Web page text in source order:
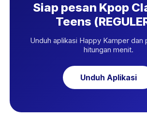
Siap pesan Kpop
Teens
Unduh aplikasi Happy Kamper dan
hitungan menit.
Unduh Aplikasi